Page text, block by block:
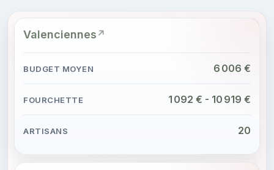
Valenciennes
6 006 €
1 092 € - 10 919 €
20